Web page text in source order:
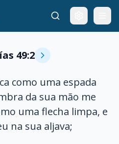
49:2
como uma espada
da sua mão me
uma flecha limpa, e
na sua aljava;